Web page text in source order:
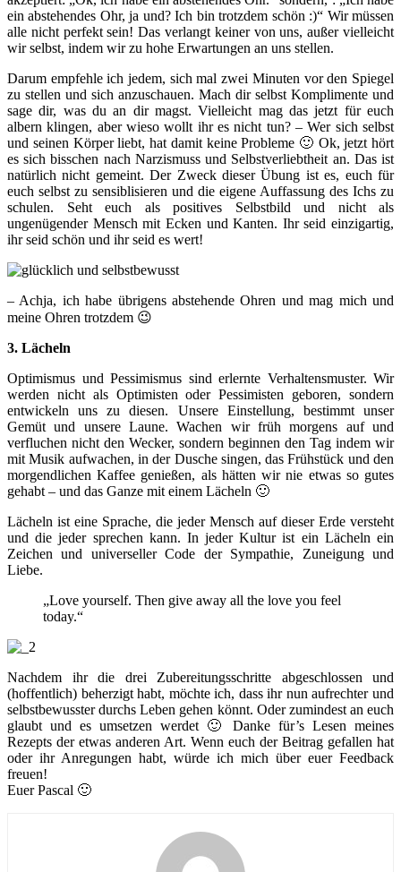
ein abstehendes Ohr, ja und? Ich bin trotzdem schön :)“ Wir müssen
alle nicht perfekt sein! Das verlangt keiner von uns, außer vielleicht
wir selbst, indem wir zu hohe Erwartungen an uns stellen.
Darum empfehle ich jedem, sich mal zwei Minuten vor den Spiegel
zu stellen und sich anzuschauen. Mach dir selbst Komplimente und
sage dir, was du an dir magst. Vielleicht mag das jetzt für euch
albern klingen, aber wieso wollt ihr es nicht tun? – Wer sich selbst
und seinen Körper liebt, hat damit keine Probleme 🙂 Ok, jetzt hört
es sich bisschen nach Narzismuss und Selbstverliebtheit an. Das ist
natürlich nicht gemeint. Der Zweck dieser Übung ist es, euch für
euch selbst zu sensiblisieren und die eigene Auffassung des Ichs zu
schulen. Seht euch als positives Selbstbild und nicht als
ungenügender Mensch mit Ecken und Kanten. Ihr seid einzigartig,
ihr seid schön und ihr seid es wert!
– Achja, ich habe übrigens abstehende Ohren und mag mich und
meine Ohren trotzdem 😉
3. Lächeln
Optimismus und Pessimismus sind erlernte Verhaltensmuster. Wir
werden nicht als Optimisten oder Pessimisten geboren, sondern
entwickeln uns zu diesen. Unsere Einstellung, bestimmt unser
Gemüt und unsere Laune. Wachen wir früh morgens auf und
verfluchen nicht den Wecker, sondern beginnen den Tag indem wir
mit Musik aufwachen, in der Dusche singen, das Frühstück und den
morgendlichen Kaffee genießen, als hätten wir nie etwas so gutes
gehabt – und das Ganze mit einem Lächeln 🙂
Lächeln ist eine Sprache, die jeder Mensch auf dieser Erde versteht
und die jeder sprechen kann. In jeder Kultur ist ein Lächeln ein
Zeichen und universeller Code der Sympathie, Zuneigung und
Liebe.
„Love yourself. Then give away all the love you feel
today.“
Nachdem ihr die drei Zubereitungsschritte abgeschlossen und
(hoffentlich) beherzigt habt, möchte ich, dass ihr nun aufrechter und
selbstbewusster durchs Leben gehen könnt. Oder zumindest an euch
glaubt und es umsetzen werdet 🙂 Danke für’s Lesen meines
Rezepts der etwas anderen Art. Wenn euch der Beitrag gefallen hat
oder ihr Anregungen habt, würde ich mich über euer Feedback
freuen!
Euer Pascal 🙂